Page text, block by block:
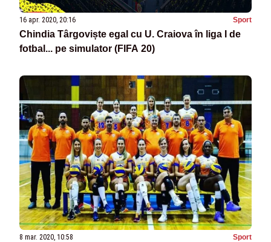
16 apr. 2020, 20:16 Sport
Chindia Târgoviște egal cu U. Craiova în liga I de
fotbal... pe simulator (FIFA 20)
8 mar. 2020, 10:58 Sport